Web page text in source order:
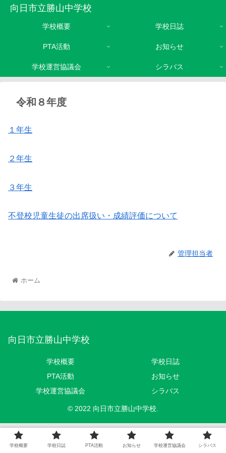
向日市立勝山中学校
学校概要 学校日誌
PTA活動 お知らせ
学校運営協議会 シラバス
令和８年度
１年生
２年生
３年生
不登校児童生徒の出席扱い・成績評価について
管理担当者
ホーム
向日市立勝山中学校
学校概要
学校日誌
PTA活動
お知らせ
学校運営協議会
シラバス
© 2022 向日市立勝山中学校.
学校概要 学校日誌 PTA活動 お知らせ 学校運営協議会 シラバス